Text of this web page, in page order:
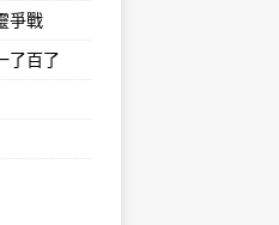
爭戰
了百了